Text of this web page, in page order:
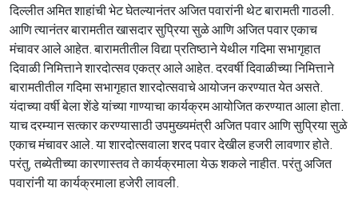
दिल्लीत अमित शाहांची भेट घेतल्यानंतर अजित पवारांनी थेट बारामती गाठली.
आणि त्यानंतर बारामतीत खासदार सुप्रिया सुळे आणि अजित पवार एकाच
मंचावर आले आहेत. बारामतीतील विद्या प्रतिष्ठाने येथील गदिमा सभागृहात
दिवाळी निमित्ताने शारदोत्सव एकत्र आले आहेत. दरवर्षी दिवाळीच्या निमित्ताने
बारामतीतील गदिमा सभागृहात शारदोत्सवाचे आयोजन करण्यात येत असते.
यंदाच्या वर्षी बेला शेंडे यांच्या गाण्याचा कार्यक्रम आयोजित करण्यात आला होता.
याच दरम्यान सत्कार करण्यासाठी उपमुख्यमंत्री अजित पवार आणि सुप्रिया सुळे
एकाच मंचावर आले. या शारदोत्सवाला शरद पवार देखील हजरी लावणार होते.
परंतु, तब्येतीच्या कारणास्तव ते कार्यक्रमाला येऊ शकले नाहीत. परंतु अजित
पवारांनी या कार्यक्रमाला हजेरी लावली.